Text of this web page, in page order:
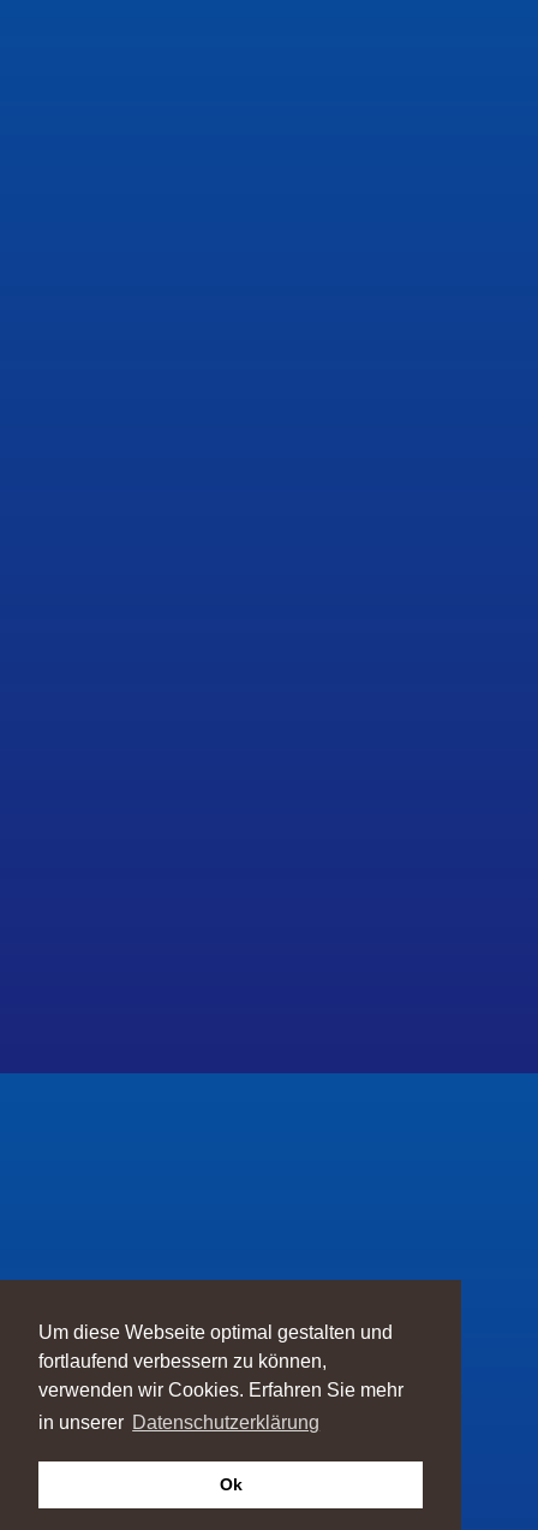
Um diese Webseite optimal gestalten und
fortlaufend verbessern zu können,
verwenden wir Cookies. Erfahren Sie mehr
in unserer Datenschutzerklärung
Ok